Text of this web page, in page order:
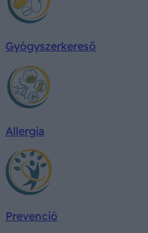
Gyógyszerkereső
Allergia
Prevenció